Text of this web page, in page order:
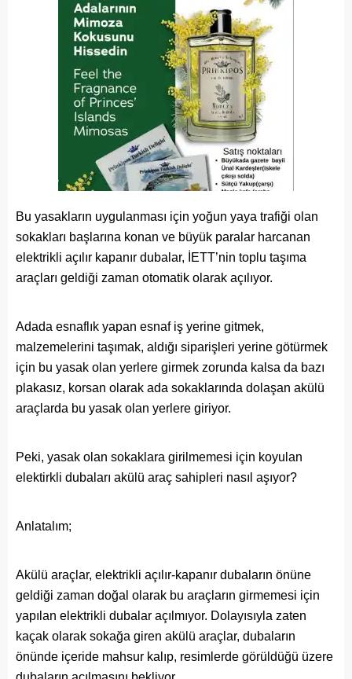
Bu yasakların uygulanması için yoğun yaya trafiği olan
sokakları başlarına konan ve büyük paralar harcanan
elektrikli açılır kapanır dubalar, İETT’nin toplu taşıma
araçları geldiği zaman otomatik olarak açılıyor.
Adada esnaflık yapan esnaf iş yerine gitmek,
malzemelerini taşımak, aldığı siparişleri yerine götürmek
için bu yasak olan yerlere girmek zorunda kalsa da bazı
plakasız, korsan olarak ada sokaklarında dolaşan akülü
araçlarda bu yasak olan yerlere giriyor.
Peki, yasak olan sokaklara girilmemesi için koyulan
elektirkli dubaları akülü araç sahipleri nasıl aşıyor?
Anlatalım;
Akülü araçlar, elektrikli açılır-kapanır dubaların önüne
geldiği zaman doğal olarak bu araçların girmemesi için
yapılan elektrikli dubalar açılmıyor. Dolayısıyla zaten
kaçak olarak sokağa giren akülü araçlar, dubaların
önünde içeride mahsur kalıp, resimlerde görüldüğü üzere